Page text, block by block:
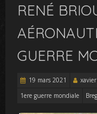
RENÉ
GUERRE
19 mars 2021 xavier
1ere guerre mondiale